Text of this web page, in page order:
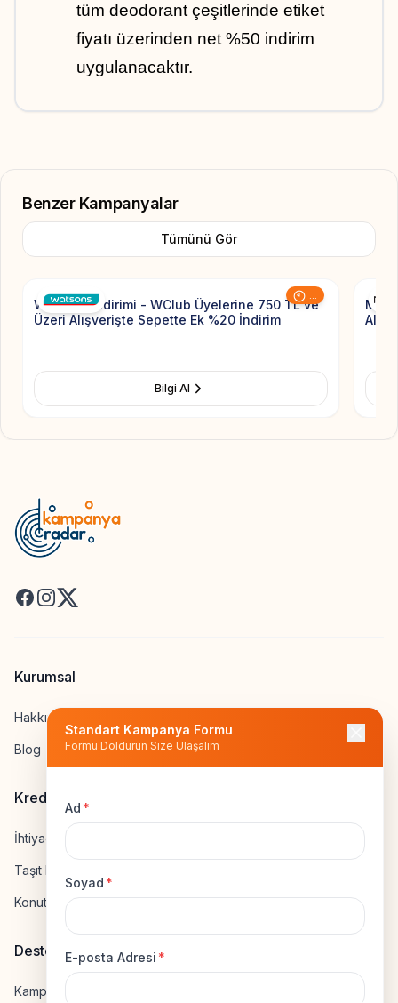
tüm deodorant çeşitlerinde etiket
fiyatı üzerinden net %50 indirim
uygulanacaktır.
Benzer Kampanyalar
Tümünü Gör
...
Add to
Watsons İndirimi - WClub Üyelerine 750 TL ve
Üzeri Alışverişte Sepette Ek %20 İndirim
Bilgi Al
Standart Kampanya Formu
Formu Doldurun Size Ulaşalım
Ad *
Soyad *
E-posta Adresi *
Facebook
Instagram
X
Kurumsal
Hakkımızda
Blog
Kredi Hesapla
İhtiyaç Kredisi Hesapla
Taşıt Kredisi Hesapla
Konut Kredisi Hesapla
Destek
Kampanya Gönderme